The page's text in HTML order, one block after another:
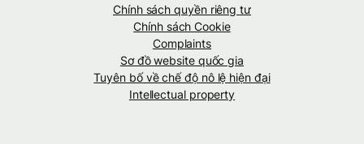
Chính sách quyền riêng tư
Chính sách Cookie
Complaints
Sơ đồ website quốc gia
Tuyên bố về chế độ nô lệ hiện đại
Intellectual property